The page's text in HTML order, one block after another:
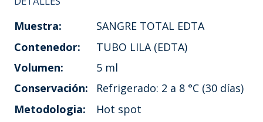
Muestra:
SANGRE TOTAL EDTA
Contenedor:
TUBO LILA (EDTA)
Volumen:
5 ml
Conservación:
Refrigerado: 2 a 8 °C (30 días)
Metodologia:
Hot spot